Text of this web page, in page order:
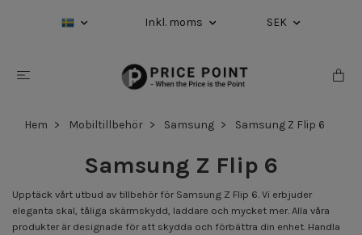
Inkl. moms SEK
Hem Mobiltillbehör Samsung Samsung Z Flip 6
Samsung Z Flip 6
Upptäck vårt utbud av tillbehör för Samsung Z Flip 6. Vi erbjuder
eleganta skal, tåliga skärmskydd, laddare och mycket mer. Alla våra
produkter är designade för att skydda och förbättra din enhet. Handla